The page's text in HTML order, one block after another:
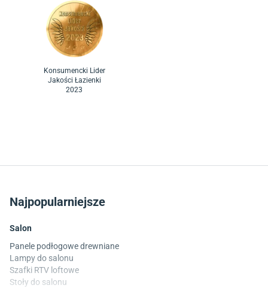
Konsumencki Lider
Jakości Łazienki
2023
Najpopularniejsze
Salon
Panele podłogowe drewniane
Lampy do salonu
Szafki RTV loftowe
Stoły do salonu